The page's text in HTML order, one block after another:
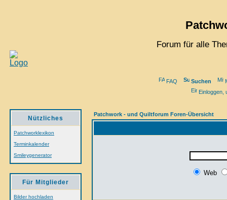
Forum für alle
FAQ Suchen
Einloggen,
Nützliches
Patchworklexikon
Terminkalender
Smileygenerator
Für Mitglieder
Bilder hochladen
Patchwork - und Quiltforum Foren-Übersicht
Web